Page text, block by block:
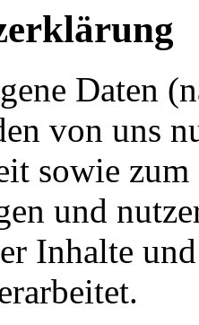
Daten
von uns
sowie zum
und
Inhalte